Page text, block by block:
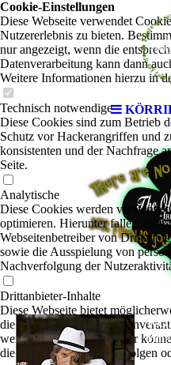
Cookie-Einstellungen
Diese Webseite verwendet
Nutzererlebnis zu bieten.
nur angezeigt, wenn die
Datenverarbeitung kann dann
Weitere Informationen hierzu in
Technisch notwendige
Diese Cookies sind zum Betrieb
Schutz vor Hackerangriffen und
konsistenten und der Nachfrage
Seite.
Analytische
Diese Cookies werden
optimieren. Hierunter fallen auch
Webseitenbetreiber von
sowie die Ausspielung von
Nachverfolgung der
Drittanbieter-Inhalte
Diese Webseite bietet
die von Drittanbietern
werden. Diese Drittanbieter
die Nutzeraktivität zu verfolgen